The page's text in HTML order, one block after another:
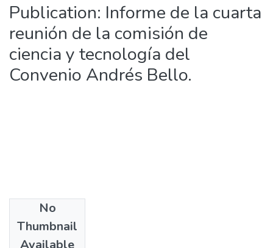
Publication: Informe de la cuarta
reunión de la comisión de
ciencia y tecnología del
Convenio Andrés Bello.
No
Thumbnail
Available
1977